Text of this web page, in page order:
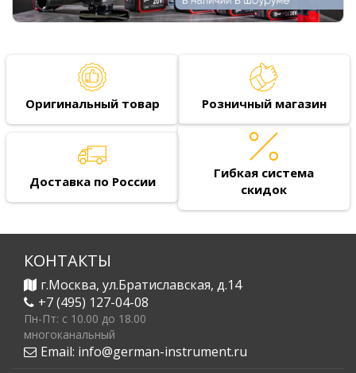
Оригинальный товар Розничный магазин
Доставка по России
Гибкая система
скидок
КОНТАКТЫ
г.Москва, ул.Братиславская, д.14
+7 (495) 127-04-08
Пн-Пт: c 10.00 до 18.00
многоканальный
Email: info@german-instrument.ru